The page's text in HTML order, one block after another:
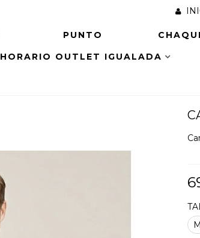
PUNTO
HORARIO OUTLET IGUALADA
M